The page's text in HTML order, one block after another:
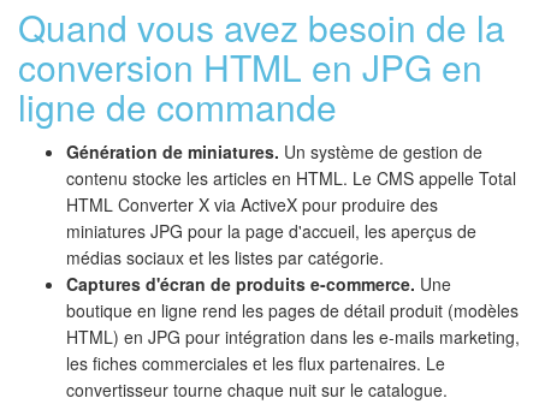
Quand vous avez besoin de la
conversion HTML en JPG en
ligne de commande
Génération de miniatures. Un système de gestion de
contenu stocke les articles en HTML. Le CMS appelle Total
HTML Converter X via ActiveX pour produire des
miniatures JPG pour la page d'accueil, les aperçus de
médias sociaux et les listes par catégorie.
Captures d'écran de produits e-commerce. Une
boutique en ligne rend les pages de détail produit (modèles
HTML) en JPG pour intégration dans les e-mails marketing,
les fiches commerciales et les flux partenaires. Le
convertisseur tourne chaque nuit sur le catalogue.